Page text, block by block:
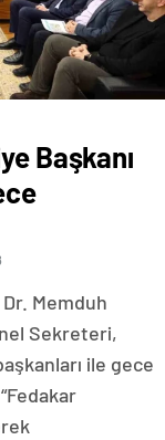
Başkanı
Memduh
Sekreteri,
ile gece